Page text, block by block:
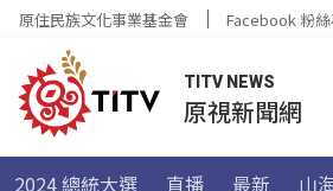
原住民族文化事業基金會 Facebook 粉
TITV NEWS
原視新聞網
2024 總統大選 直播 最新 山